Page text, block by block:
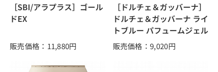
［SBI/アラプラス］ゴール
ドEX
販売価格：11,880円
［ドルチェ＆ガッバーナ］
ドルチェ＆ガッバーナ ライ
トブルー パフュームジェル
販売価格：9,020円